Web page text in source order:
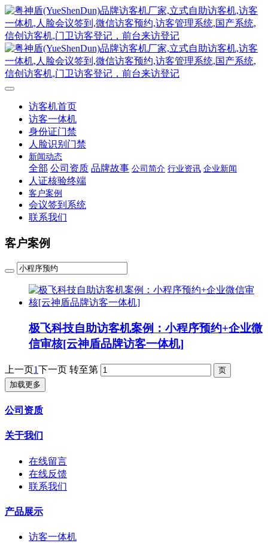
访客机首页
访客一体机
身份证门禁
人脸识别门禁
新闻动态
全部 公司资质 品牌故事 公司简介 行业资讯 企业新闻
人证核验终端
客户案例
会议签到系统
联系我们
客户案例
极飞科技自助访客机案例：小程序预约+企业微
信审核[云神盾品牌访客一体机]
上一页1下一页 转至第
加载更多
公司资质
关于我们
在线留言
在线反馈
联系我们
产品展示
访客一体机